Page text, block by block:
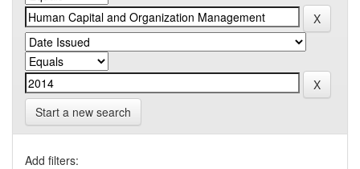
Start a new search
Add filters: